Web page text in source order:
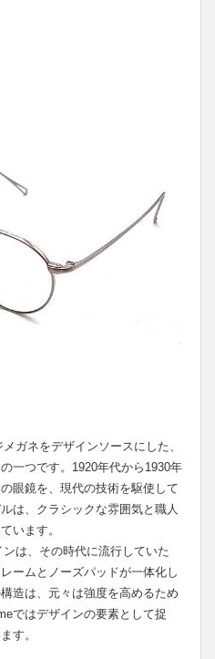
ガネをデザインソースにした、
一つです。1920年代から1930年
眼鏡を、現代の技術を駆使して
は、クラシックな雰囲気と職人
います。
ンは、その時代に流行していた
ームとノーズパッドが一体化し
造は、元々は強度を高めるため
ではデザインの要素として捉
す。